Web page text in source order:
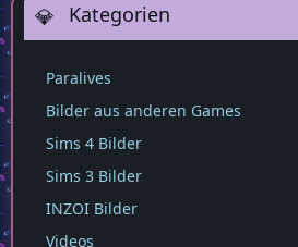
Kategorien
Paralives
Bilder aus anderen Games
Sims 4 Bilder
Sims 3 Bilder
INZOI Bilder
Videos